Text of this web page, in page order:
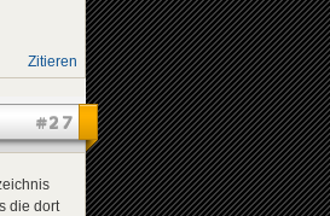
Zitieren
#27
die dort